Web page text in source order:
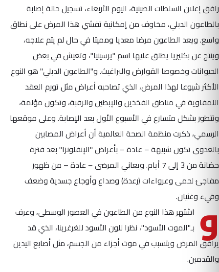
رافق إعلان السلطات الصينية، اليوم الأربعاء، تسجيل حالة إصابة
بالطاعون الدبلي، مخاوف من إمكانية تفشي هذا المرض على نطاق
واسع. ويعد الطاعون مرضا معديا ومميتا في حال لم يتم علاجه،
وينتج عن بكتيريا يطلق عليها اسم "يرسينيا"، وتعيش في بعض
الحيوانات وخصوصا القوارض والبراغيث. و"الطاعون الدبلي" هو النوع
الأكثر شيوعا لهذا المرض، الذي تصاحبه أعراض مثل تورم العقد
اللمفاوية في مناطق الفخذين والإبطين والرقبة، وتكون مؤلمة،
وتتطور بشكل متسارع في الأسبوع الأول بعد الإصابة. وعلى موقعها
الرسمي، ذكرت منظمة الصحة العالمية أن أعراض المصابين
بالعدوى تكون شبيهة – عادة – بأعراض "الإنفلونزا" بعد فترة
حضانة من 3 إلى 7 أيام. ويعاني المرضى – عادة – من ظهور
مفاجئ لحمى وعرواءات (رعدة) وصداع وأوجاع جسدية وضعف
وقيء وغثيان.
و اشتهر هذا النوع من الطاعون في العصور الوسطى، وعرف
بـ"الموت الأسود"، نظرا للون الأسود للغرغرينا، الذي قد
يرافق المرض ويتسبب في موت أجزاء من الجسم، مثل أصابع اليدين
والقدمين.